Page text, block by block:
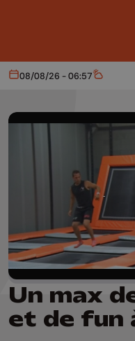
Aujourd'hui
08/08/26 - 06:57 Météo
Un max
et de fun